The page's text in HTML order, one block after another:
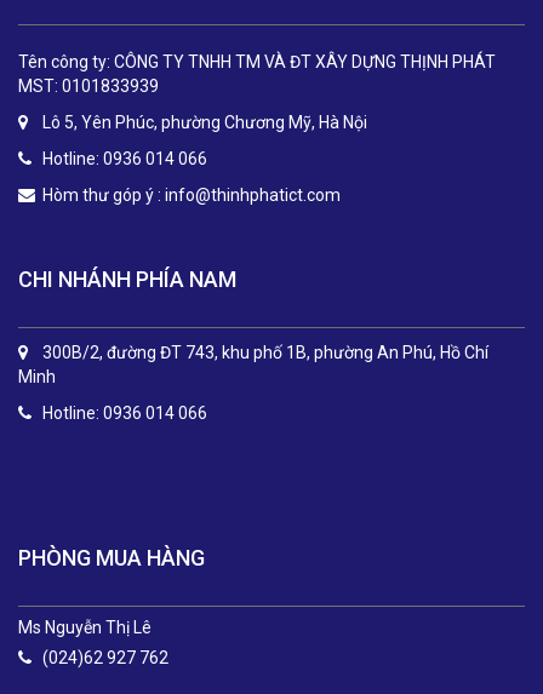
Tên công ty: CÔNG TY TNHH TM VÀ ĐT XÂY DỰNG THỊNH PHÁT
MST: 0101833939
Lô 5, Yên Phúc, phường Chương Mỹ, Hà Nội
Hotline: 0936 014 066
Hòm thư góp ý : info@thinhphatict.com
CHI NHÁNH PHÍA NAM
300B/2, đường ĐT 743, khu phố 1B, phường An Phú, Hồ Chí
Minh
Hotline: 0936 014 066
PHÒNG MUA HÀNG
Ms Nguyễn Thị Lê
(024)62 927 762